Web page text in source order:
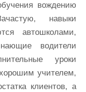
вождению
навыки
автошколами,
водители
уроки
учителем,
клиентов, а